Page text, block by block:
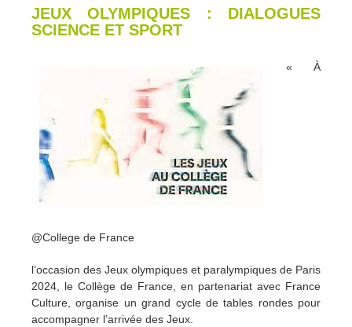
JEUX OLYMPIQUES : DIALOGUES
SCIENCE ET SPORT
@College de France
« À
l’occasion des Jeux olympiques et paralympiques de Paris
2024, le Collège de France, en partenariat avec France
Culture, organise un grand cycle de tables rondes pour
accompagner l’arrivée des Jeux.